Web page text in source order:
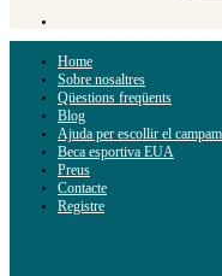
Home
Sobre nosaltres
Qüestions freqüents
Blog
Ajuda per escollir el
Beca esportiva EUA
Preus
Contacte
Registre